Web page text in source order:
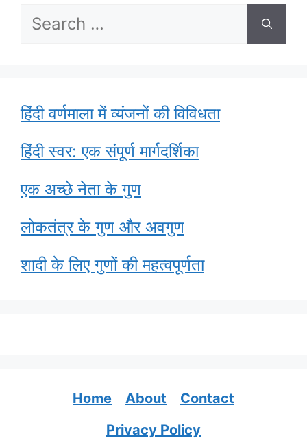
Search
हिंदी वर्णमाला में व्यंजनों की विविधता
हिंदी स्वर: एक संपूर्ण मार्गदर्शिका
एक अच्छे नेता के गुण
लोकतंत्र के गुण और अवगुण
शादी के लिए गुणों की महत्वपूर्णता
Home About
Contact
Privacy Policy